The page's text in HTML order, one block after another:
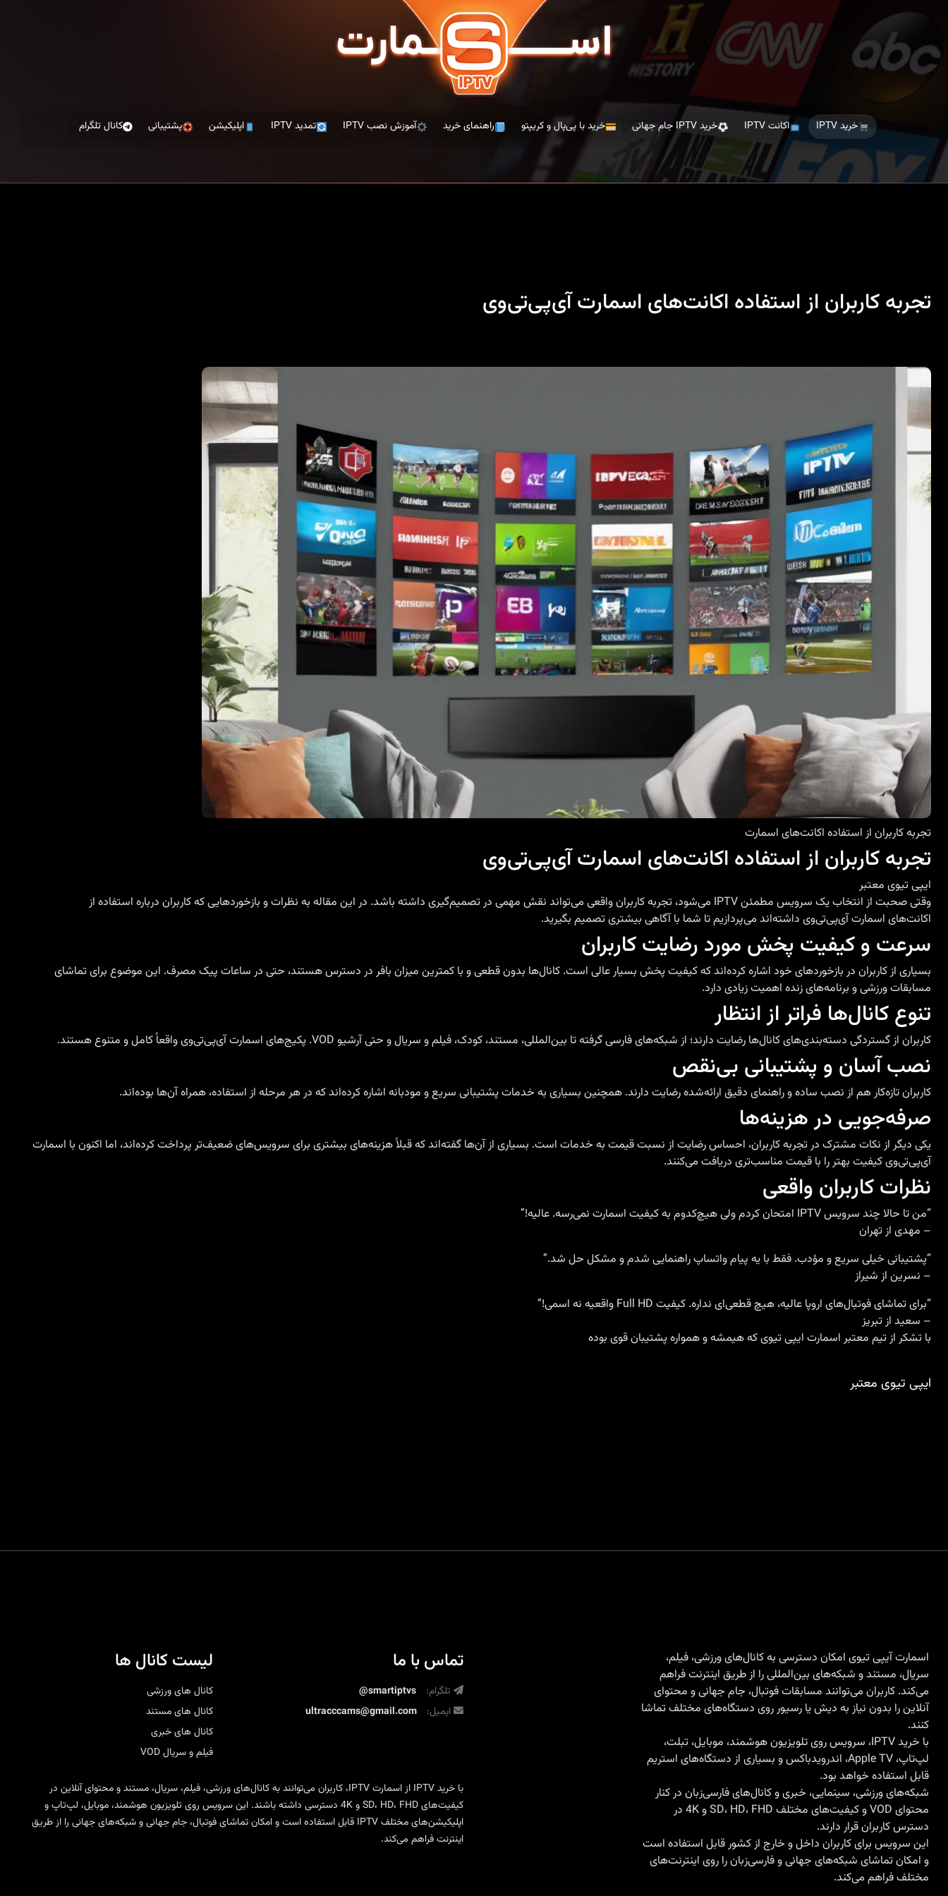
the
content
خرید IPTV اکانت IPTV خرید IPTV جام جهانی خرید با پی‌پال و کریپتو راهنمای خرید آموزش نصب IPTV تمدید IPTV اپلیکیشن پشتیبانی کانال تلگرام
تجربه کاربران از استفاده اکانت‌های اسمارت آی‌پی‌تی‌وی
تجربه کاربران از استفاده اکانت‌های اسمارت
تجربه کاربران از استفاده اکانت‌های اسمارت آی‌پی‌تی‌وی
ایپی تیوی معتبر
وقتی صحبت از انتخاب یک سرویس مطمئن IPTV می‌شود، تجربه کاربران واقعی می‌تواند نقش مهمی در تصمیم‌گیری داشته باشد. در این مقاله به نظرات و بازخوردهایی که کاربران درباره استفاده از
اکانت‌های اسمارت آی‌پی‌تی‌وی داشته‌اند می‌پردازیم تا شما با آگاهی بیشتری تصمیم بگیرید.
سرعت و کیفیت پخش مورد رضایت کاربران
بسیاری از کاربران در بازخوردهای خود اشاره کرده‌اند که کیفیت پخش بسیار عالی است. کانال‌ها بدون قطعی و با کمترین میزان بافر در دسترس هستند، حتی در ساعات پیک مصرف. این موضوع برای تماشای
مسابقات ورزشی و برنامه‌های زنده اهمیت زیادی دارد.
تنوع کانال‌ها فراتر از انتظار
کاربران از گستردگی دسته‌بندی‌های کانال‌ها رضایت دارند؛ از شبکه‌های فارسی گرفته تا بین‌المللی، مستند، کودک، فیلم و سریال و حتی آرشیو VOD. پکیج‌های اسمارت آی‌پی‌تی‌ویواقعاً کامل و متنوع هستند.
نصب آسان و پشتیبانی بی‌نقص
کاربران تازه‌کار هم از نصب ساده و راهنمای دقیق ارائه‌شده رضایت دارند. همچنین بسیاری به خدمات پشتیبانی سریع و مودبانه اشاره کرده‌اند که در هر مرحله از استفاده، همراه آن‌ها بوده‌اند.
صرفه‌جویی در هزینه‌ها
یکی دیگر از نکات مشترک در تجربه کاربران، احساس رضایت از نسبت قیمت به خدمات است. بسیاری از آن‌ها گفته‌اند که قبلاً هزینه‌های بیشتری برای سرویس‌های ضعیف‌تر پرداخت کرده‌اند، اما اکنون با اسمارت
آی‌پی‌تی‌وی کیفیت بهتر را با قیمت مناسب‌تری دریافت می‌کنند.
نظرات کاربران واقعی
“من تا حالا چند سرویس IPTV امتحان کردم ولی هیچ‌کدوم به کیفیت اسمارت نمی‌رسه. عالیه!”
– مهدی از تهران
“پشتیبانی خیلی سریع و مؤدب. فقط با یه پیام واتساپ راهنمایی شدم و مشکل حل شد.”
– نسرین از شیراز
“برای تماشای فوتبال‌های اروپا عالیه، هیچ قطعی‌ای نداره. کیفیت Full HD
واقعیه نه اسمی!”
– سعید از تبریز
با تشکر از تیم معتبر اسمارت ایپی تیوی که هیمشه و همواره پشتیبان قوی بوده
ایپی تیوی معتبر
اسمارت آیپی تیوی امکان دسترسی به کانال‌های ورزشی، فیلم،
سریال، مستند و شبکه‌های بین‌المللی را از طریق اینترنت فراهم
می‌کند. کاربران می‌توانند مسابقات فوتبال، جام جهانی و محتوای
آنلاین را بدون نیاز به دیش یا رسیور روی دستگاه‌های مختلف تماشا
کنند.
با خرید IPTV
، سرویس روی تلویزیون هوشمند، موبایل، تبلت،
لپ‌تاپ، Apple TV، اندرویدباکس و بسیاری از دستگاه‌های استریم
قابل استفاده خواهد بود.
شبکه‌های ورزشی، سینمایی، خبری و کانال‌های فارسی‌زبان در کنار
محتوای VOD و کیفیت‌های مختلف SD، HD، FHD و 4K در
دسترس کاربران قرار دارند.
این سرویس برای کاربران داخل و خارج از کشور قابل استفاده است
و امکان تماشای شبکه‌های جهانی و فارسی‌زبان را روی اینترنت‌های
مختلف فراهم می‌کند.
تماس با ما
تلگرام:
@smartiptvs
ایمیل:
ultracccams@gmail.com
لیست کانال ها
کانال های ورزشی
کانال های مستند
کانال های خبری
فیلم و سریال VOD
با خرید IPTV ازاسمارت IPTV
، کاربران می‌توانند به کانال‌های ورزشی، فیلم، سریال، مستند و محتوای آنلاین در
کیفیت‌های SD، HD، FHD و 4K دسترسی داشته باشند. این سرویس روی تلویزیون هوشمند، موبایل، لپ‌تاپ و
اپلیکیشن‌های مختلف IPTV قابل استفاده است و امکان تماشای فوتبال، جام جهانی و شبکه‌های جهانی را از طریق
اینترنت فراهم می‌کند.